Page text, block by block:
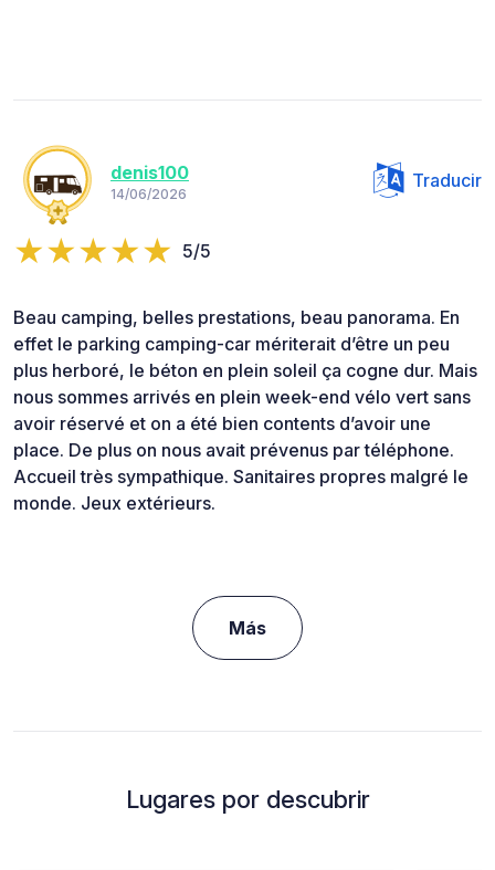
denis100
14/06/2026
Traducir
5/5
Beau camping, belles prestations, beau panorama. En
effet le parking camping-car mériterait d’être un peu
plus herboré, le béton en plein soleil ça cogne dur. Mais
nous sommes arrivés en plein week-end vélo vert sans
avoir réservé et on a été bien contents d’avoir une
place. De plus on nous avait prévenus par téléphone.
Accueil très sympathique. Sanitaires propres malgré le
monde. Jeux extérieurs.
Más
Lugares por descubrir